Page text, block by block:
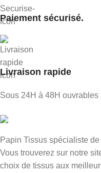
Paiement sécurisé.
Livraison rapide
Sous 24H à 48H ouvrables
Papin Tissus spécialiste
Vous trouverez sur notre
choix de tissus aux